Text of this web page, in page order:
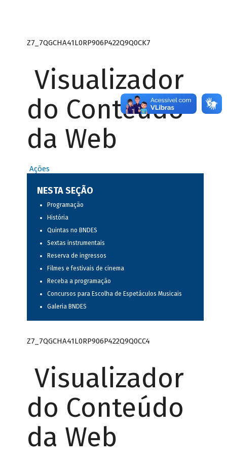
Z7_7QGCHA41L0RP906P422Q9Q0CK7
Visualizador
do Conteúdo
da Web
Ações
NESTA SEÇÃO
Programação
História
Quintas no BNDES
Sextas instrumentais
Reserva de ingressos
Filmes e festivais de cinema
Receba a programação
Concursos para Escolha de Espetáculos Musicais
Galeria BNDES
Z7_7QGCHA41L0RP906P422Q9Q0CC4
Visualizador
do Conteúdo
da Web